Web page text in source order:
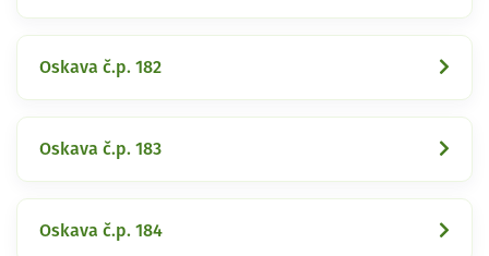
Oskava č.p. 182
Oskava č.p. 183
Oskava č.p. 184